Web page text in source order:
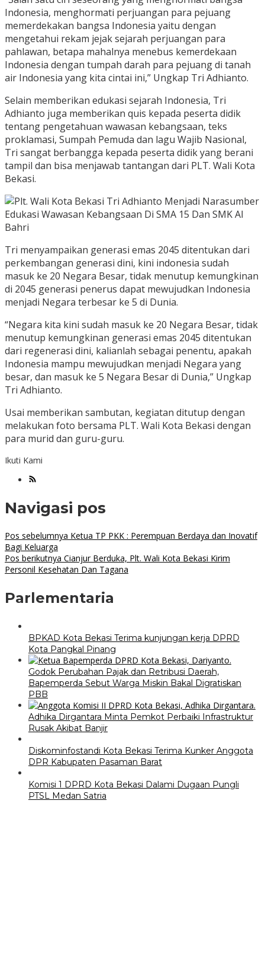
Indonesia, menghormati perjuangan para pejuang
memerdekakan bangsa Indonesia yaitu dengan
mengetahui rekam jejak sejarah perjuangan para
pahlawan, betapa mahalnya menebus kemerdekaan
Indonesia dengan tumpah darah para pejuang di tanah
air Indonesia yang kita cintai ini,” Ungkap Tri Adhianto.
Selain memberikan edukasi sejarah Indonesia, Tri
Adhianto juga memberikan quis kepada peserta didik
tentang pengetahuan wawasan kebangsaan, teks
proklamasi, Sumpah Pemuda dan lagu Wajib Nasional,
Tri sangat berbangga kepada peserta didik yang berani
tampil dan bisa menjawab tantangan dari PLT. Wali Kota
Bekasi.
Tri menyampaikan generasi emas 2045 ditentukan dari
perkembangan generasi dini, kini indonesia sudah
masuk ke 20 Negara Besar, tidak menutup kemungkinan
di 2045 generasi penerus dapat mewujudkan Indonesia
menjadi Negara terbesar ke 5 di Dunia.
“Negara kita kini sudah masuk ke 20 Negara Besar, tidak
menutup kemungkinan generasi emas 2045 ditentukan
dari regenerasi dini, kalianlah sebagai penentu, apakah
Indonesia mampu mewujudkan menjadi Negara yang
besar, dan masuk ke 5 Negara Besar di Dunia,” Ungkap
Tri Adhianto.
Usai memberikan sambutan, kegiatan ditutup dengan
melakukan foto bersama PLT. Wali Kota Bekasi dengan
para murid dan guru-guru.
Ikuti Kami
Navigasi pos
Pos sebelumnya Ketua TP PKK : Perempuan Berdaya dan Inovatif
Bagi Keluarga
Pos berikutnya Cianjur Berduka, Plt. Wali Kota Bekasi Kirim
Personil Kesehatan Dan Tagana
Parlementaria
BPKAD Kota Bekasi Terima kunjungan kerja DPRD
Kota Pangkal Pinang
Godok Perubahan Pajak dan Retribusi Daerah,
Bapemperda Sebut Warga Miskin Bakal Digratiskan
PBB
Adhika Dirgantara Minta Pemkot Perbaiki Infrastruktur
Rusak Akibat Banjir
Diskominfostandi Kota Bekasi Terima Kunker Anggota
DPR Kabupaten Pasaman Barat
Komisi 1 DPRD Kota Bekasi Dalami Dugaan Pungli
PTSL Medan Satria